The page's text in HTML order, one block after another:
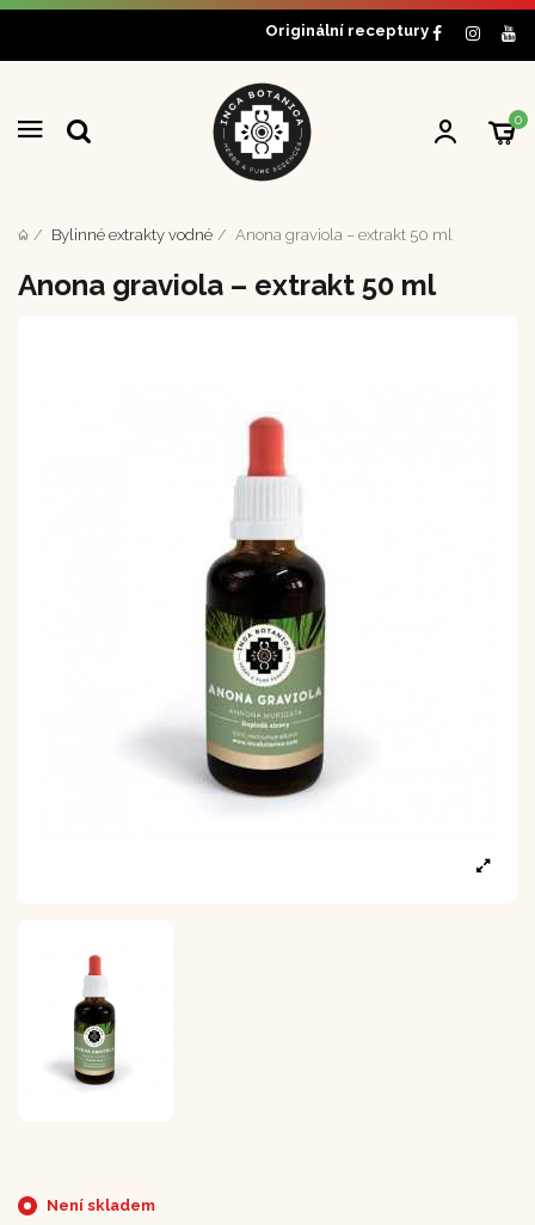
Originální receptury
0
Bylinné extrakty vodné Anona graviola – extrakt 50 ml
Anona graviola – extrakt 50 ml
Není skladem